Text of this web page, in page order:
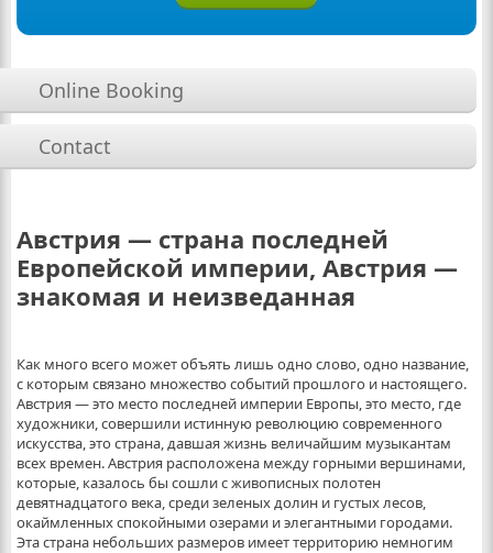
Online Booking
Contact
Австрия — страна последней
Европейской империи, Австрия —
знакомая и неизведанная
Как много всего может объять лишь одно слово, одно название,
с которым связано множество событий прошлого и настоящего.
Австрия — это место последней империи Европы, это место, где
художники, совершили истинную революцию современного
искусства, это страна, давшая жизнь величайшим музыкантам
всех времен.Австрия расположена между горными вершинами,
которые, казалось бы сошли с живописных полотен
девятнадцатого века, среди зеленых долин и густых лесов,
окаймленных спокойными озерами и элегантными городами.
Эта страна небольших размеров имеет территорию немногим